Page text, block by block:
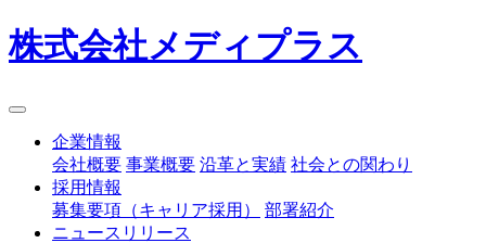
株式会社メディプラス
企業情報
会社概要 事業概要 沿革と実績 社会との関わり
採用情報
募集要項（キャリア採用）
部署紹介
ニュースリリース